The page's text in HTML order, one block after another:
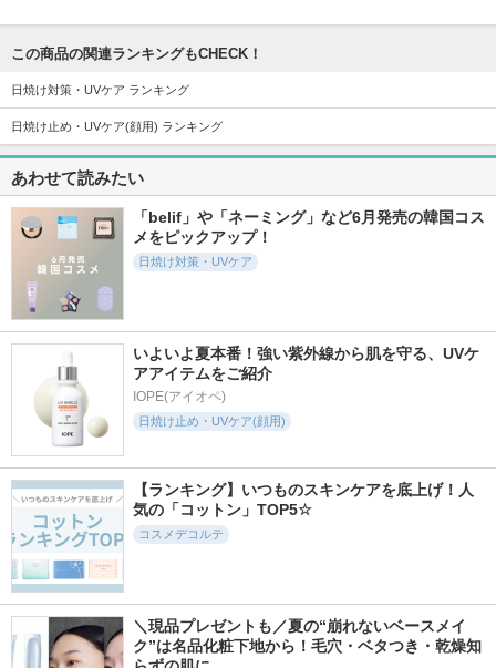
5.3
11268件
サンシェルター マ
ルチ プロテクショ
ン トーンアップCC
コスメデコルテ
5.5
2624件
イ クリーム
FAS
5.5
3963件
ケアレボリューショ
ン ブライトニング
＋ ba
5.4
4427件
UVイデア XL プロテ
クショントーンアッ
プ ローズ+
ラ ロッシュ ポゼ
5.1
パーフェクトＵＶ
スキンケアジェル
アネッサ
アプソリュ ザ UV
クリーム
カネボウ クリーム
イン デイ
オルビス リンクル
ブライトUVプロテ
この商品の関連ランキングもCHECK！
日焼け対策・UVケア ランキング
日焼け止め・UVケア(顔用) ランキング
あわせて読みたい
「belif」や「ネーミング」など6月発売の韓国コス
メをピックアップ！
日焼け対策・UVケア
いよいよ夏本番！強い紫外線から肌を守る、UVケ
アアイテムをご紹介
IOPE(アイオペ)
日焼け止め・UVケア(顔用)
【ランキング】いつものスキンケアを底上げ！人
気の「コットン」TOP5☆
コスメデコルテ
＼現品プレゼントも／夏の“崩れないベースメイ
ク”は名品化粧下地から！毛穴・ベタつき・乾燥知